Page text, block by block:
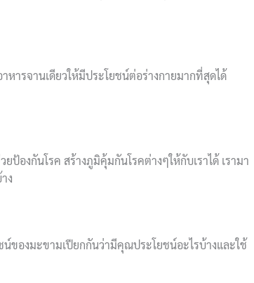
หารจานเดียวให้มีประโยชน์ต่อร่างกายมากที่สุดได้
องกันโรค สร้างภูมิคุ้มกันโรคต่างๆให้กับเราได้ เรามา
ง
องมะขามเปียกกันว่ามีคุณประโยชน์อะไรบ้างและใช้